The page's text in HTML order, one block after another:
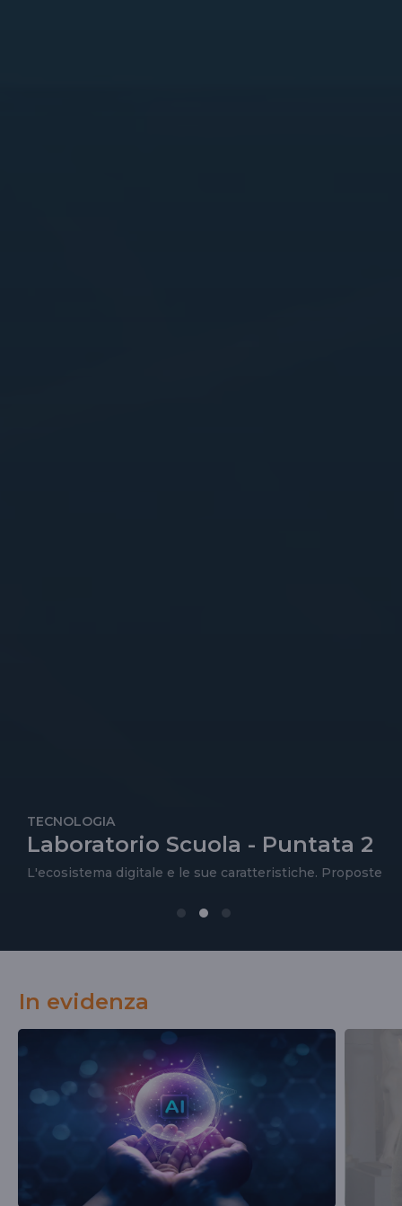
Newton. Asteroidi, osservati
speciali
Ottava puntata
In evidenza